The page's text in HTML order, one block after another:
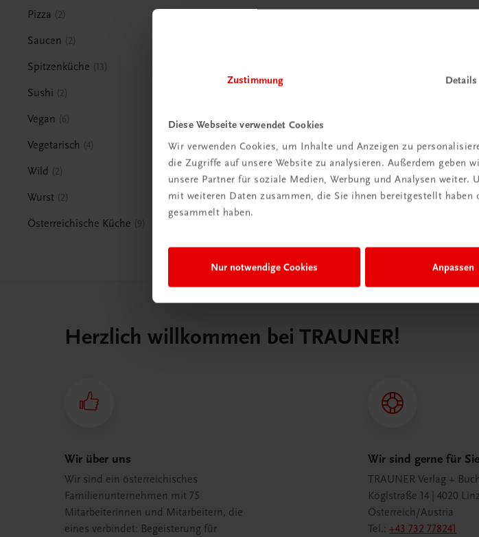
Zustimmung Details
Diese Webseite verwendet Cookies
Wir verwenden Cookies, um Inhalte und Anzeigen zu
die Zugriffe auf unsere Website zu analysieren. Außerdem geben
unsere Partner für soziale Medien, Werbung und Analysen
mit weiteren Daten zusammen, die Sie ihnen bereitgestellt
gesammelt haben.
Nur notwendige Cookies Anpassen
Pizza 2
Saucen 2
Spitzenküche 13
Sushi 2
Vegan 6
Vegetarisch 4
Wild 2
Wurst 2
Österreichische Küche 9
Herzlich willkommen bei TRAUNER!
Wir über uns
Wir sind ein österreichisches
Familienunternehmen mit 75
Mitarbeiterinnen und Mitarbeitern, die
eines verbindet: Begeisterung für
Wir sind gerne für
TRAUNER Verlag +
Köglstraße 14 | 4020
Österreich/Austria
Tel.:+43 732 778241